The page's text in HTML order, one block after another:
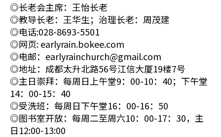
◎长老会主席：王怡长老
◎教导长老：王华生；治理长老：周茂建
◎电话:028-8693-5501
◎网页: earlyrain.bokee.com
◎电邮：earlyrainchurch@gmail.com
◎地址：成都太升北路56号江信大厦19楼7号
◎主日崇拜：每周日上午堂9：00-10：40；下午堂
14：00-15：40
◎受洗班：每周日下午堂16：00-16：50
◎图书室开放：每周二至周六10：00-17：30，主
日12:00-13:00